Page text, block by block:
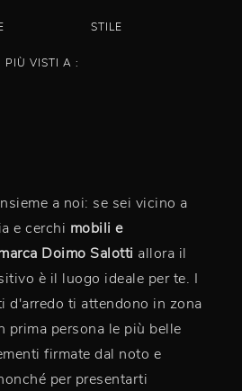
STILE
I PIÙ VISTI A :
a noi: se sei vicino a
e cerchi mobili e
Doimo Salotti allora il
è il luogo ideale per te. I
d'arredo ti attendono in zona
prima persona le più belle
firmate dal noto e
per presentarti